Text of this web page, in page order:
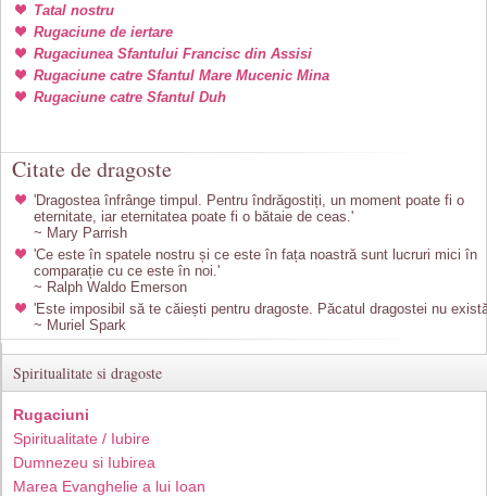
Tatal nostru
Rugaciune de iertare
Rugaciunea Sfantului Francisc din Assisi
Rugaciune catre Sfantul Mare Mucenic Mina
Rugaciune catre Sfantul Duh
Citate de dragoste
'Dragostea înfrânge timpul. Pentru îndrăgostiți, un moment poate fi o
eternitate, iar eternitatea poate fi o bătaie de ceas.'
~ Mary Parrish
'Ce este în spatele nostru și ce este în fața noastră sunt lucruri mici în
comparație cu ce este în noi.'
~ Ralph Waldo Emerson
'Este imposibil să te căiești pentru dragoste. Păcatul dragostei nu
~ Muriel Spark
Spiritualitate si dragoste
Rugaciuni
Spiritualitate / Iubire
Dumnezeu si Iubirea
Marea Evanghelie a lui Ioan